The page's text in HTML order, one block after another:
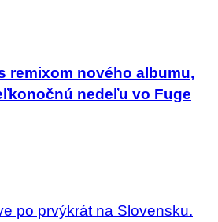
remixom nového albumu,
nedeľu vo Fuge
po prvýkrát na Slovensku.